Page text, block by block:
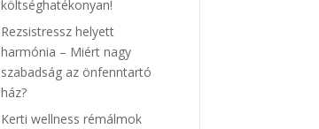
költséghatékonyan!
Rezsistressz helyett
harmónia – Miért nagy
szabadság az önfenntartó
ház?
Kerti wellness rémálmok